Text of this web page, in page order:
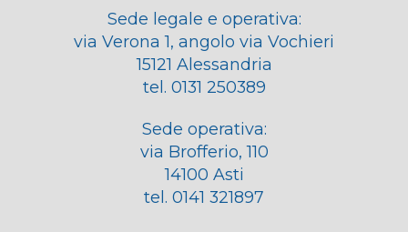
Sede legale e operativa:
via Verona 1, angolo via Vochieri
15121 Alessandria
tel. 0131 250389
Sede operativa:
via Brofferio, 110
14100 Asti
tel. 0141 321897